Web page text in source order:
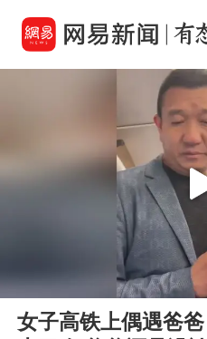
00:00
女子高铁上偶遇爸